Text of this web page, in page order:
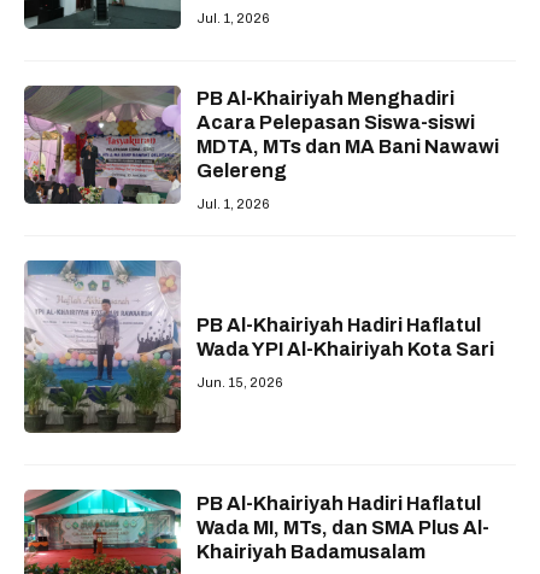
Jul. 1, 2026
PB Al-Khairiyah Menghadiri
Acara Pelepasan Siswa-siswi
MDTA, MTs dan MA Bani Nawawi
Gelereng
Jul. 1, 2026
PB Al-Khairiyah Hadiri Haflatul
Wada YPI Al-Khairiyah Kota Sari
Jun. 15, 2026
PB Al-Khairiyah Hadiri Haflatul
Wada MI, MTs, dan SMA Plus Al-
Khairiyah Badamusalam